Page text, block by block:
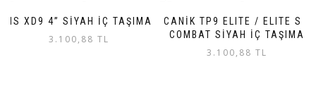
HS XD9 4” SİYAH İÇ TAŞIMA
3.100,88 TL
CANİK TP9 ELITE / ELITE S /
COMBAT SİYAH İÇ TAŞIMA
3.100,88 TL